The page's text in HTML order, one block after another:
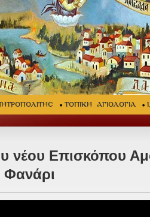
ΤΟΠΙΚΗ ΑΓΙΟΛΟΓΙΑ
νέου Επισκόπου